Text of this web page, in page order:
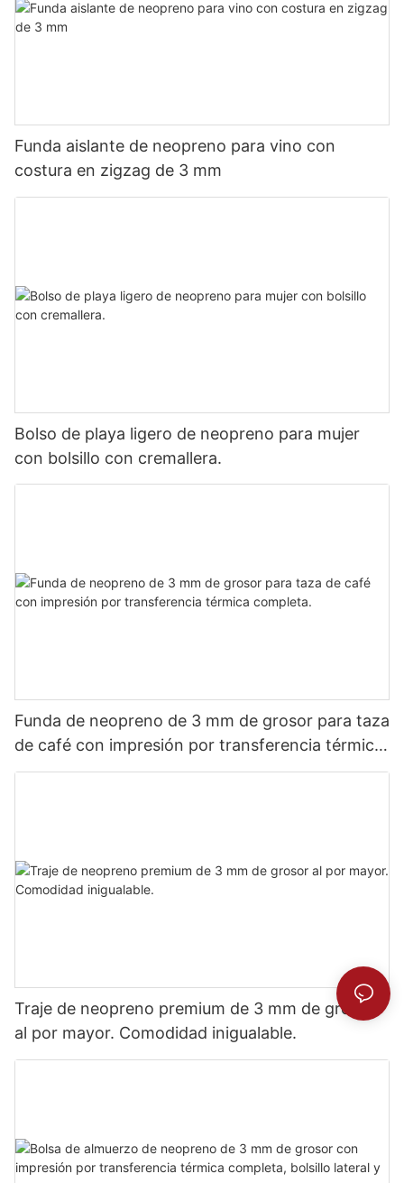
Funda aislante de neopreno para vino con
costura en zigzag de 3 mm
Bolso de playa ligero de neopreno para mujer
con bolsillo con cremallera.
Funda de neopreno de 3 mm de grosor para taza
de café con impresión por transferencia térmica
completa.
Traje de neopreno premium de 3 mm de grosor
al por mayor. Comodidad inigualable.